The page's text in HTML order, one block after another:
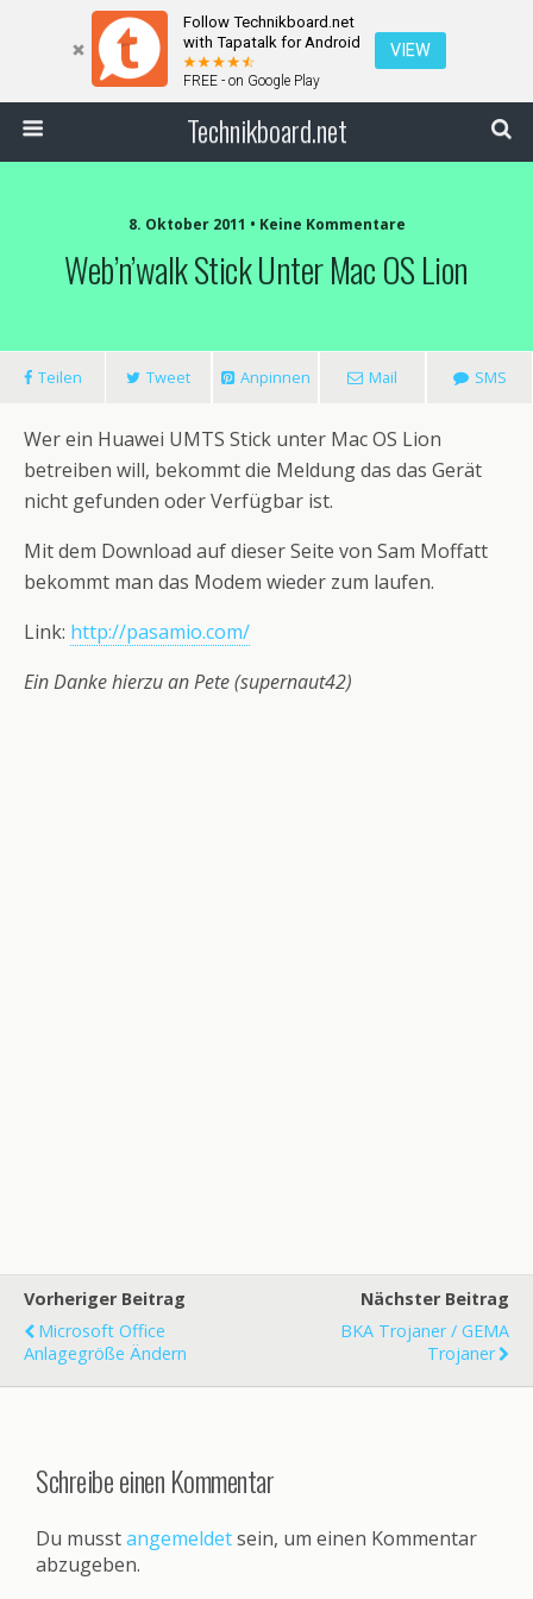
Follow Technikboard.net
with Tapatalk for Android
FREE - on Google Play
VIEW
Technikboard.net
8. Oktober 2011 • Keine Kommentare
Web’n’walk Stick Unter Mac OS Lion
Teilen Tweet Anpinnen Mail SMS
Wer ein Huawei UMTS Stick unter Mac OS Lion
betreiben will, bekommt die Meldung das das Gerät
nicht gefunden oder Verfügbar ist.
Mit dem Download auf dieser Seite von Sam Moffatt
bekommt man das Modem wieder zum laufen.
Link: http://pasamio.com/
Ein Danke hierzu an Pete (supernaut42)
Vorheriger Beitrag
Microsoft Office
Anlagegröße Ändern
Nächster Beitrag
BKA Trojaner / GEMA
Trojaner
Schreibe einen Kommentar
Du musstangemeldetsein, um einen Kommentar
abzugeben.